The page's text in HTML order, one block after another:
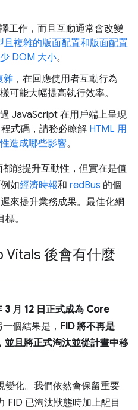
工作，而且互動通常會改變
且複雜的版面配置和版面配置
DOM 大小。
雜 ，在回應使用者互動行為
可能大幅提高執行效率。
JavaScript 在用戶端上呈現
式碼，請務必瞭解 HTML 用
造成哪些影響。
能提升互動性，但實在是值
如經濟時報和 redBus 的個
來提升業務成果。最佳化網
。
Vitals 後會有什麼
3 月 12 日正式成為 Core
個結果是， FID 將不再是
且將正式淘汰並從計畫中移
變化。我們依然會保留重要
FID 已淘汰狀態時加上醒目